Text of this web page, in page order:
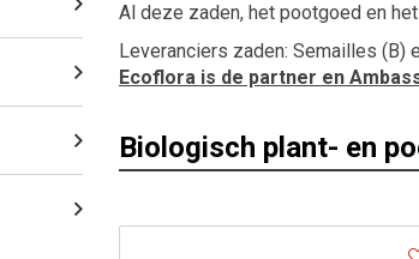
Al deze zaden, het pootgoed en
Leveranciers zaden: Semailles (B)
Ecoflora is de partner en
Biologisch plant- en